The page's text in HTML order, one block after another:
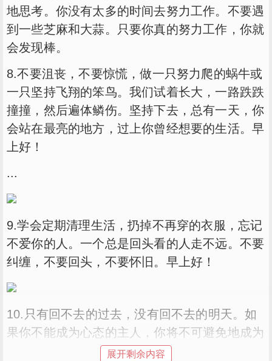
地思考。你没有太多的时间去努力工作。不要遇
到一些芝麻和大蒜。只要你真的努力工作，你就
会发现棒。
8.不要沮丧，不要惊慌，做一只努力爬的蜗牛或
一只坚持飞翔的笨鸟。我们试着长大，一路跌跌
撞撞，然后遍体鳞伤。坚持下去，总有一天，你
会站在最亮的地方，过上你曾经想要的生活。早
上好！
...
9.学会定期清理生活，扔掉不再穿的衣服，忘记
不爱你的人。一个总是回头看的人走不远。不要
纠缠，不要回头，不要怀旧。早上好！
10.只有回不去的过去，没有回不去的明天。如
果你不能成为心态的主人，你将不可避免地成为
情感的奴隶。心若不动，风若不动。如果你不受
展开剩余内容